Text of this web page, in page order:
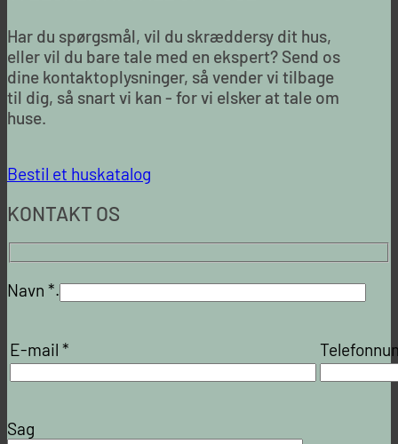
Har du spørgsmål, vil du skræddersy dit hus,
eller vil du bare tale med en ekspert? Send os
dine kontaktoplysninger, så vender vi tilbage
til dig, så snart vi kan - for vi elsker at tale om
huse.
Bestil et huskatalog
KONTAKT OS
Navn *.
E-mail *
Sag